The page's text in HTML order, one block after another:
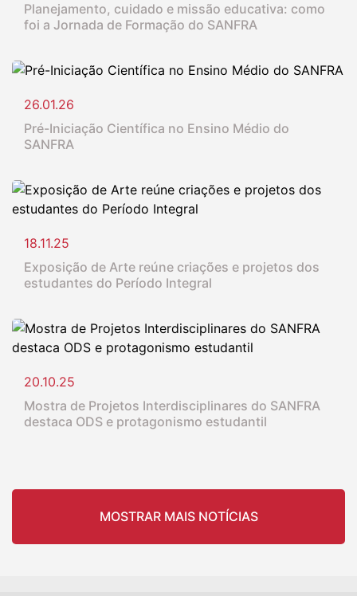
Planejamento, cuidado e missão educativa: como
foi a Jornada de Formação do SANFRA
26.01.26
Pré-Iniciação Científica no Ensino Médio do
SANFRA
18.11.25
Exposição de Arte reúne criações e projetos dos
estudantes do Período Integral
20.10.25
Mostra de Projetos Interdisciplinares do SANFRA
destaca ODS e protagonismo estudantil
MOSTRAR MAIS NOTÍCIAS